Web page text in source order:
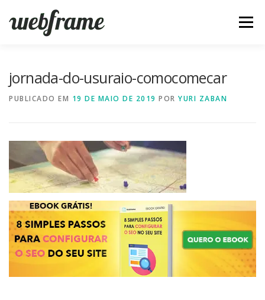
para
Menu
jornada-do-usuraio-comocomecar
PUBLICADO EM 19 DE MAIO DE 2019 POR YURI ZABAN